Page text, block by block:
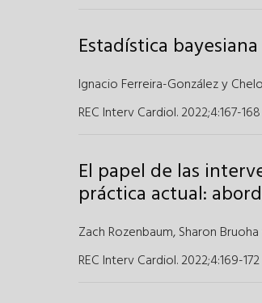
Estadística
Ignacio Ferreira-Gonzálezy
REC Interv Cardiol. 2022;4:167-168
El papel de las
práctica actual:
Zach Rozenbaum,Sharon Bruoha
REC Interv Cardiol. 2022;4:169-172